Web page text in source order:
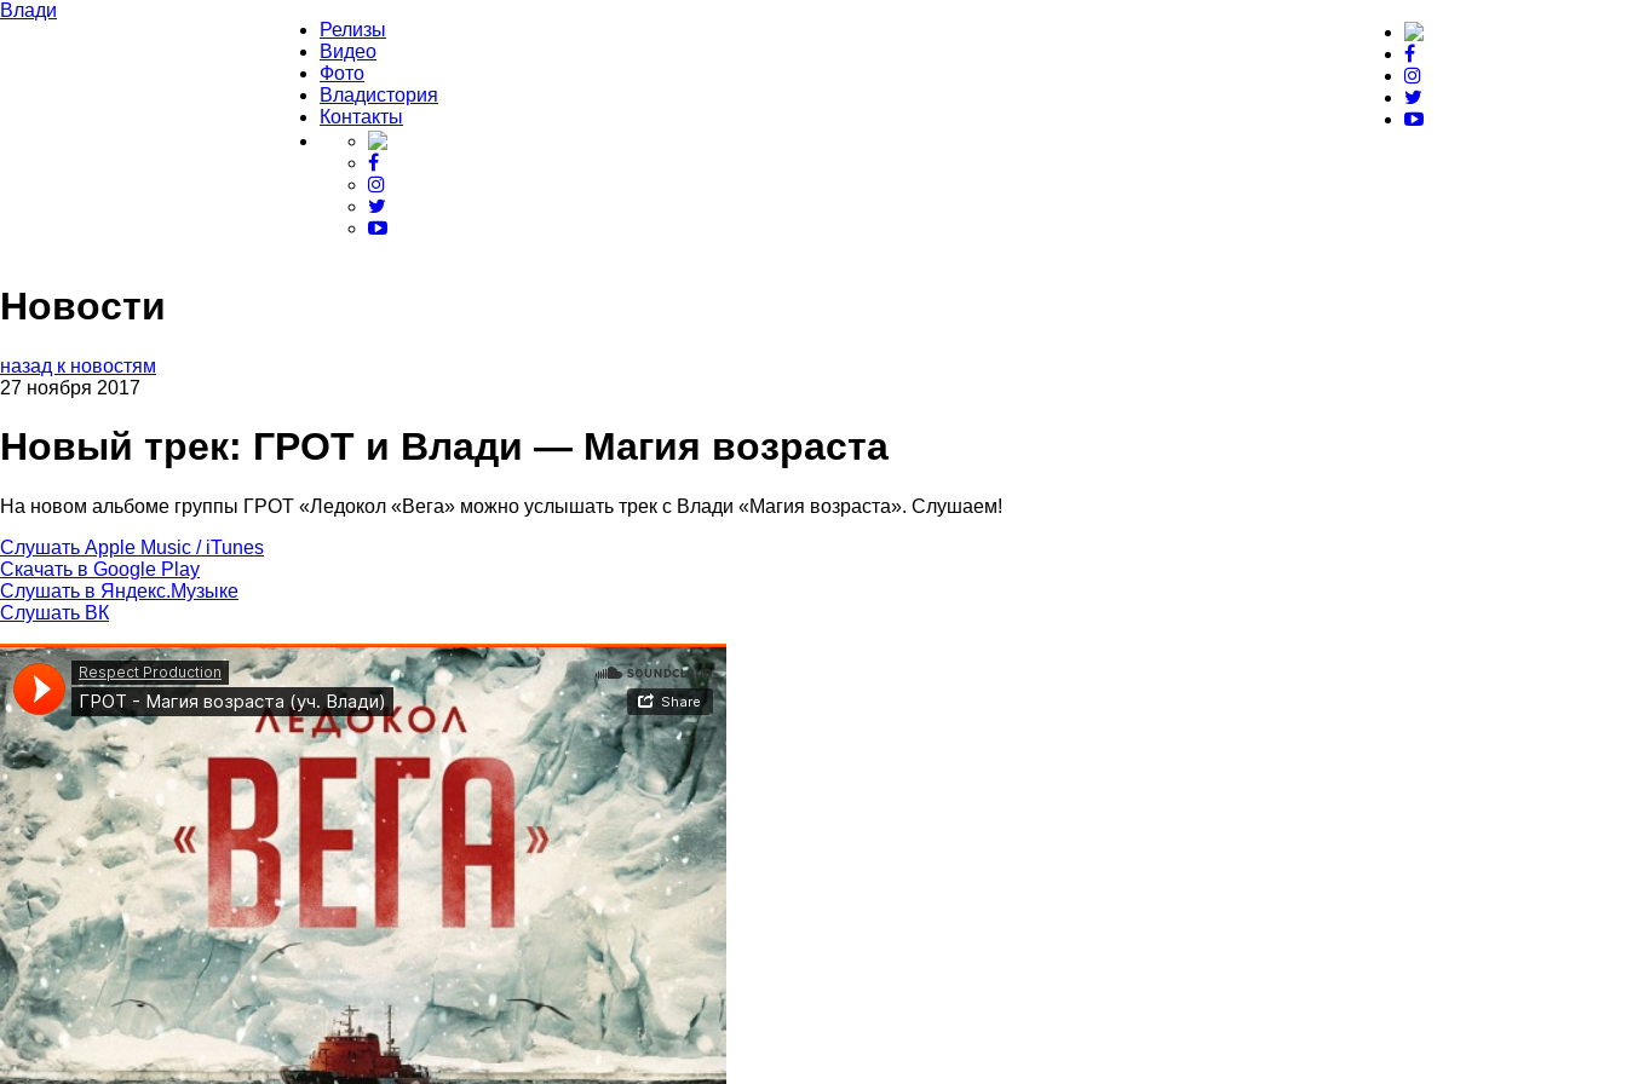
Влади
Релизы
Видео
Фото
Владистория
Контакты
Новости
назад к новостям
27 ноября 2017
Новый трек: ГРОТ и Влади — Магия возраста
На новом альбоме группы ГРОТ «Ледокол «Вега» можно услышать трек с Влади «Магия возраста». Слушаем!
Слушать Apple Music / iTunes
Скачать в Google Play
Слушать в Яндекс.Музыке
Слушать ВК